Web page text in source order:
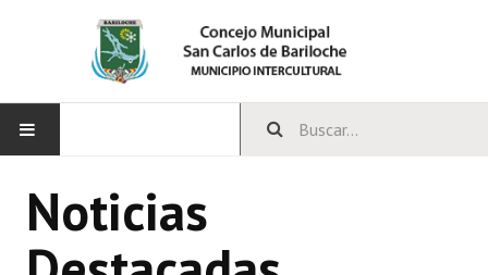
CONCEJO
Noticias